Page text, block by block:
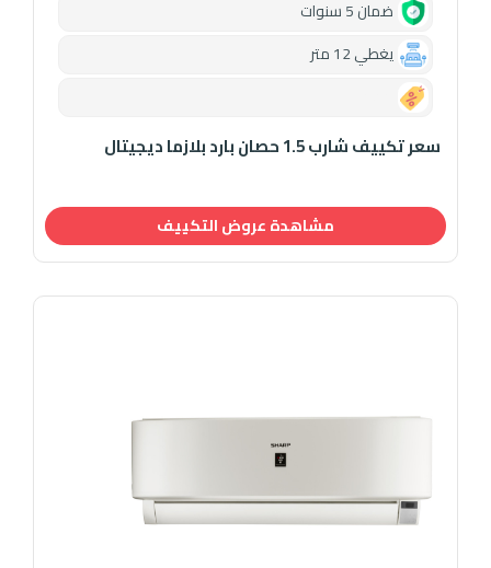
ضمان 5 سنوات
يغطي 12 متر
سعر تكييف شارب 1.5 حصان بارد بلازما ديجيتال
مشاهدة عروض التكييف